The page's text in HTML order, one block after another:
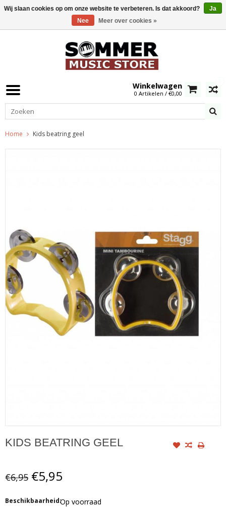
Winkelwagen
0 Artikelen / €0,00
Home Kids beatring geel
KIDS BEATRING GEEL
€6,95 €5,95
Beschikbaarheid:Op voorraad
Wij slaan cookies op om onze website te verbeteren. Is dat akkoord?
Ja
Nee
Meer over cookies »